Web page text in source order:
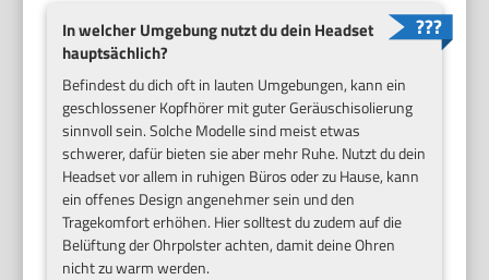
In welcher Umgebung nutzt du dein Headset
hauptsächlich?
Befindest du dich oft in lauten Umgebungen, kann ein
geschlossener Kopfhörer mit guter Geräuschisolierung
sinnvoll sein. Solche Modelle sind meist etwas
schwerer, dafür bieten sie aber mehr Ruhe. Nutzt du dein
Headset vor allem in ruhigen Büros oder zu Hause, kann
ein offenes Design angenehmer sein und den
Tragekomfort erhöhen. Hier solltest du zudem auf die
Belüftung der Ohrpolster achten, damit deine Ohren
nicht zu warm werden.